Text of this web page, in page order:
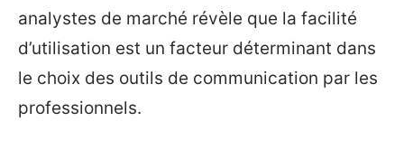
analystes de marché révèle que la facilité
d’utilisation est un facteur déterminant dans
le choix des outils de communication par les
professionnels.